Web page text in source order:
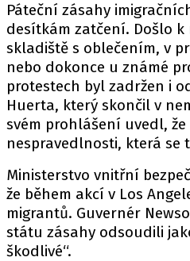
Páteční zásahy
desítkám zatčení. Došlo k
skladiště s oblečením, v
nebo dokonce u známé
protestech byl zadržen i
Huerta, který skončil v
svém prohlášení uvedl,
nespravedlnosti, která se
Ministerstvo vnitřní
že během akcí v Los
migrantů. Guvernér
státu zásahy odsoudili
škodlivé“.